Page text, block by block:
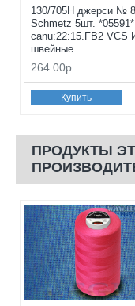
130/705H джерси №
Schmetz 5шт. *05591*
canu:22:15.FB2 VCS
швейные
264.00р.
Купить
ПРОДУКТЫ